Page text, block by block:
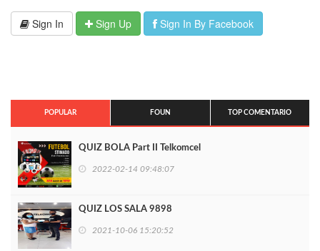
Sign In Sign Up Sign In By Facebook
POPULAR FOUN TOP COMENTARIO
QUIZ BOLA Part II Telkomcel
2022-02-14 09:48:07
QUIZ LOS SALA 9898
2021-10-06 15:20:52